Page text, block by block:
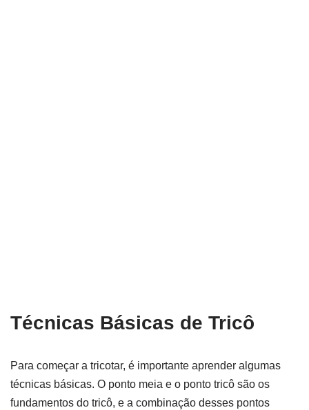
Técnicas Básicas de Tricô
Para começar a tricotar, é importante aprender algumas
técnicas básicas. O ponto meia e o ponto tricô são os
fundamentos do tricô, e a combinação desses pontos